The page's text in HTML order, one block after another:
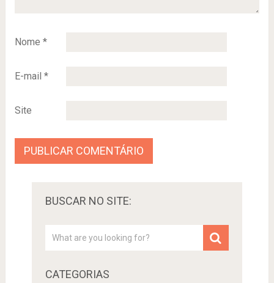
Nome *
E-mail *
Site
BUSCAR NO SITE:
CATEGORIAS